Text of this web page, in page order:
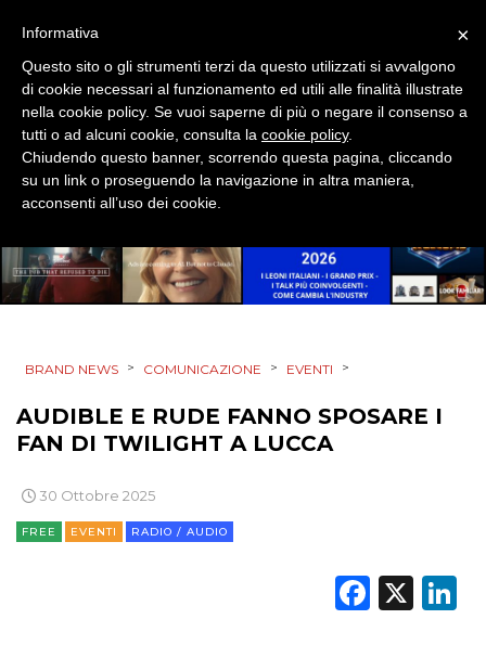
BRAND NEWS > COMUNICAZIONE > EVENTI >
AUDIBLE E RUDE FANNO SPOSARE I
FAN DI TWILIGHT A LUCCA
30 Ottobre 2025
FREE EVENTI RADIO / AUDIO
X
×
Informativa
Questo sito o gli strumenti terzi da questo utilizzati si avvalgono
di cookie necessari al funzionamento ed utili alle finalità illustrate
nella cookie policy. Se vuoi saperne di più o negare il consenso a
tutti o ad alcuni cookie, consulta la cookie policy.
Chiudendo questo banner, scorrendo questa pagina, cliccando
su un link o proseguendo la navigazione in altra maniera,
acconsenti all’uso dei cookie.